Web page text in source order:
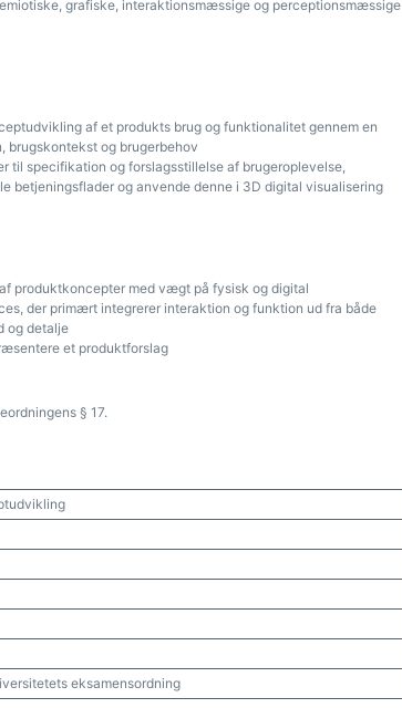
grafiske, interaktionsmæssige og perceptionsmæssige
af et produkts brug og funktionalitet gennem en
brugskontekst og brugerbehov
til specifikation og forslagsstillelse af brugeroplevelse,
betjeningsflader og anvende denne i 3D digital visualisering
produktkoncepter med vægt på fysisk og digital
der primært integrerer interaktion og funktion ud fra både
og detalje
et produktforslag
§ 17.
eksamensordning